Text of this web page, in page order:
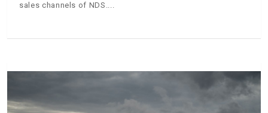
sales channels of NDS.